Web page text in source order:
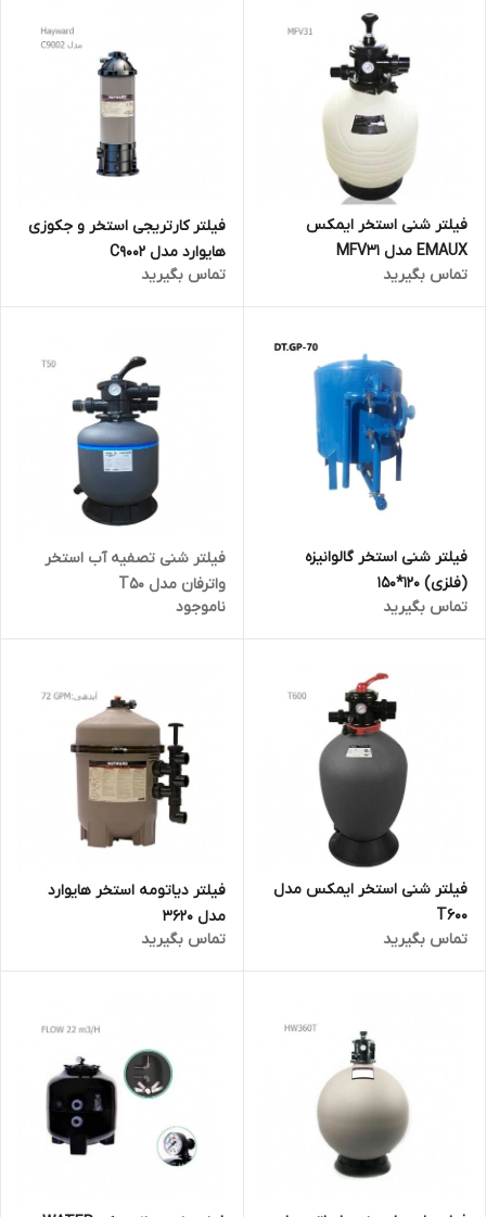
فیلتر شنی استخر ایمکس
EMAUX مدل MFV31
تماس بگیرید
فیلتر کارتریجی استخر و جکوزی
هایوارد مدل C9002
تماس بگیرید
فیلتر شنی استخر گالوانیزه
(فلزی) 120*150
تماس بگیرید
فیلتر شنی تصفیه آب استخر
واترفان مدل T50
ناموجود
فیلتر شنی استخر ایمکس مدل
T600
تماس بگیرید
فیلتر دیاتومه استخر هایوارد
مدل 3620
تماس بگیرید